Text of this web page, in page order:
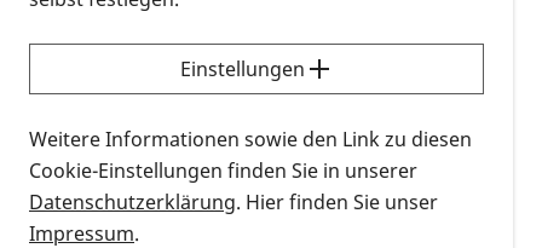
Alle Betroffenen, Angehörige, Freunde und
Interessierte sind herzlich willkommen!
kontaktieren Sie gerne die Regionalgruppenleitung
Anna Micolay unter (01 57) 85 97 13 59 oder
anna.micolay@pro-retina.de.
Einstellungen
Weitere Informationen sowie den Link zu diesen
Cookie-Einstellungen finden Sie in unserer
Datenschutzerklärung. Hier finden Sie unser
Impressum.